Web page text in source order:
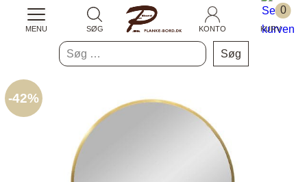
Søg
efter:
MENU SØG KONTO
0
KURV
-42%